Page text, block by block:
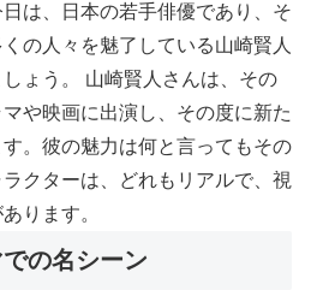
は、日本の若手俳優であり、そ
の人々を魅了している山崎賢人
ょう。 山崎賢人さんは、その
や映画に出演し、その度に新た
。彼の魅力は何と言ってもその
クターは、どれもリアルで、視
ります。
の名シーン